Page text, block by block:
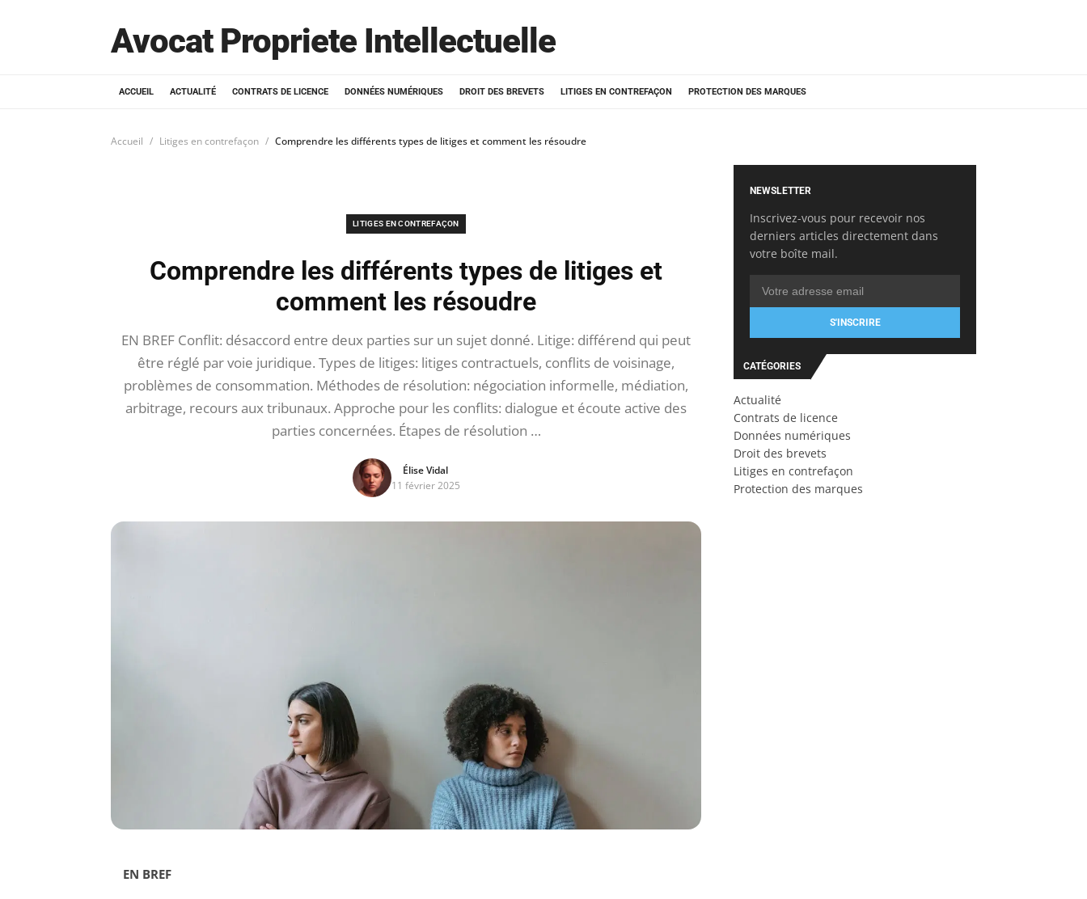
Avocat Propriete Intellectuelle
ACCUEIL ACTUALITÉ CONTRATS DE LICENCE DONNÉES NUMÉRIQUES DROIT DES BREVETS LITIGES EN CONTREFAÇON PROTECTION DES MARQUES
Accueil Litiges en contrefaçon Comprendre les différents types de litiges et comment les résoudre
LITIGES EN CONTREFAÇON
Comprendre les différents types de litiges et
comment les résoudre
EN BREF Conflit: désaccord entre deux parties sur un sujet donné. Litige: différend qui peut
être réglé par voie juridique. Types de litiges: litiges contractuels, conflits de voisinage,
problèmes de consommation. Méthodes de résolution: négociation informelle, médiation,
arbitrage, recours aux tribunaux. Approche pour les conflits: dialogue et écoute active des
parties concernées. Étapes de résolution …
Élise Vidal
11 février 2025
EN BREF
NEWSLETTER
Inscrivez-vous pour recevoir nos
derniers articles directement dans
votre boîte mail.
S'INSCRIRE
CATÉGORIES
Actualité
Contrats de licence
Données numériques
Droit des brevets
Litiges en contrefaçon
Protection des marques